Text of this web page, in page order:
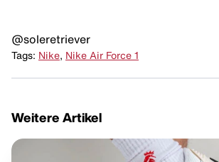
@soleretriever
Tags: Nike Nike Air Force 1
Weitere Artikel